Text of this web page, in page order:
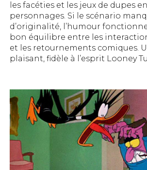
les facéties et les jeux de dupes
personnages. Si le scénario
d’originalité, l’humour
bon équilibre entre les
et les retournements comiques.
plaisant, fidèle à l’esprit Looney